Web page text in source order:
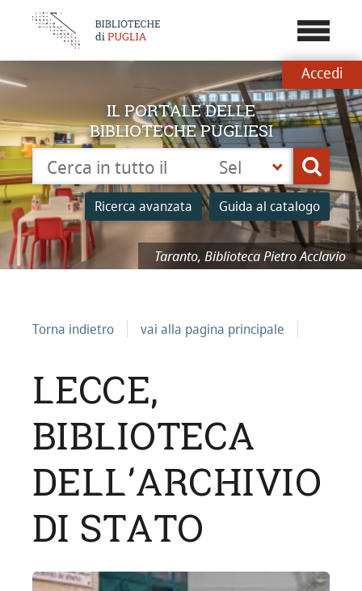
???
Accedi
Taranto, Biblioteca Pietro Acclavio
IL PORTALE DELLE
BIBLIOTECHE PUGLIESI
Cerca su "Catalogo"
Cerca
Ricerca avanzata Guida al catalogo
Seleziona
la
tua
biblioteca
Torna indietro vai alla pagina principale
LECCE,
BIBLIOTECA
DELL'ARCHIVIO
DI STATO